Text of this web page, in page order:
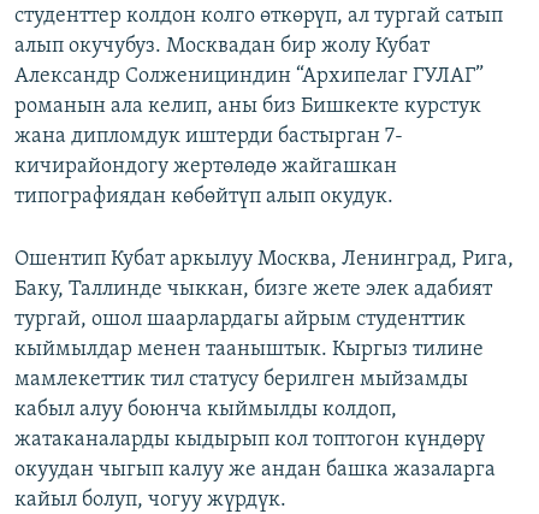
студенттер колдон колго өткөрүп, ал тургай сатып
алып окучубуз. Москвадан бир жолу Кубат
Александр Солженициндин “Архипелаг ГУЛАГ”
романын ала келип, аны биз Бишкекте курстук
жана дипломдук иштерди бастырган 7-
кичирайондогу жертөлөдө жайгашкан
типографиядан көбөйтүп алып окудук.
Ошентип Кубат аркылуу Москва, Ленинград, Рига,
Баку, Таллинде чыккан, бизге жете элек адабият
тургай, ошол шаарлардагы айрым студенттик
кыймылдар менен тааныштык. Кыргыз тилине
мамлекеттик тил статусу берилген мыйзамды
кабыл алуу боюнча кыймылды колдоп,
жатаканaларды кыдырып кол топтогон күндөрү
окуудан чыгып калуу же андан башка жазаларга
кайыл болуп, чогуу жүрдүк.